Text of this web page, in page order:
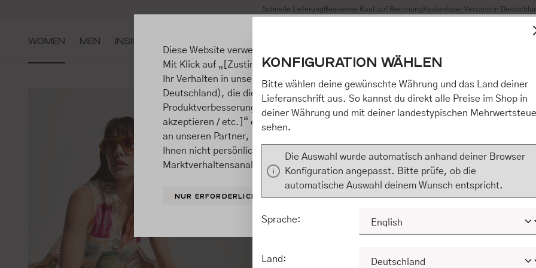
Zur Hauptnavigation springen Schnelle Lieferung Bequemer Kauf auf Rechnung Kostenloser Versand in
WOMEN MEN INSIGHTS
Diese Website verwendet Cookies, um eine bestmögliche Erfahrung bieten zu können.
Mit Klick auf „[Zustimmen / Alles akzeptieren / etc.]“ erteilen Sie Ihre Einwilligung
Ihr Verhalten in unserem Shop an unseren Partner, die shopware AG (Ebbinghoff 10,
Deutschland), die diese Daten Ihnen nicht persönlich zuordnen kann, sie aber zu
Produktverbesserungen, Marktverhaltensanalysen) verarbeiten darf. Mit Klick auf
akzeptieren / etc.]“ erteilen Sie Ihre Einwilligung auch in die Weitergabe über Ihr
an unseren Partner, die shopware AG (Ebbinghoff 10, 48624 Schöppingen,
Ihnen nicht persönlich zuordnen kann, sie aber zu eigenen Zwecken (z.B.
Marktverhaltensanalysen) verarbeiten darf.
NUR ERFORDERLICHE KONFIGURIEREN ALLE COOKIES
KONFIGURATION WÄHLEN
Bitte wählen deine gewünschte Währung und das Land deiner
Lieferanschrift aus. So kannst du direkt alle Preise im Shop in
deiner Währung und mit deiner landestypischen
sehen.
Die Auswahl wurde automatisch anhand deiner Browser
Konfiguration angepasst. Bitte prüfe, ob die
automatische Auswahl deinem Wunsch entspricht.
Sprache:
Land: